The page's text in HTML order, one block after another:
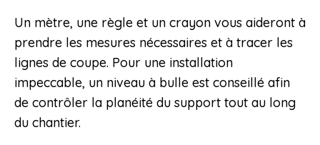
Un mètre, une règle et un crayon vous aideront à
prendre les mesures nécessaires et à tracer les
lignes de coupe. Pour une installation
impeccable, un niveau à bulle est conseillé afin
de contrôler la planéité du support tout au long
du chantier.